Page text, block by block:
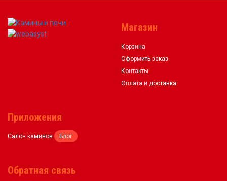
Магазин
Корзина
Оформить заказ
Контакты
Оплата и доставка
Приложения
Салон каминов Блог
Обратная связь